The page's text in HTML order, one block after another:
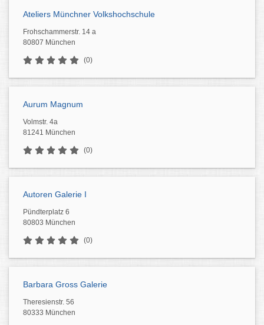
Ateliers Münchner Volkshochschule
Frohschammerstr. 14 a
80807 München
(0)
Aurum Magnum
Volmstr. 4a
81241 München
(0)
Autoren Galerie I
Pündterplatz 6
80803 München
(0)
Barbara Gross Galerie
Theresienstr. 56
80333 München